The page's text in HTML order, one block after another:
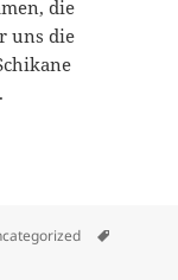
die
uns die